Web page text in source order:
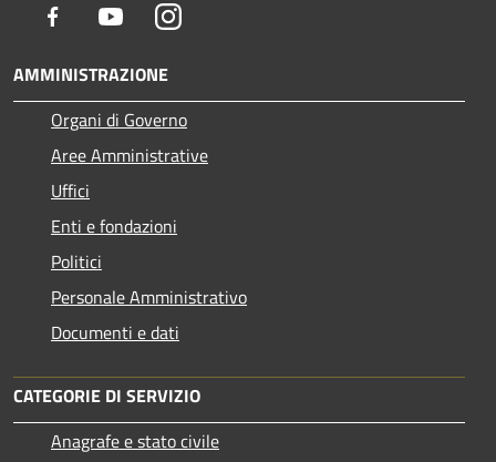
Facebook YoutubeInstagram
AMMINISTRAZIONE
Organi di Governo
Aree Amministrative
Uffici
Enti e fondazioni
Politici
Personale Amministrativo
Documenti e dati
CATEGORIE DI SERVIZIO
Anagrafe e stato civile